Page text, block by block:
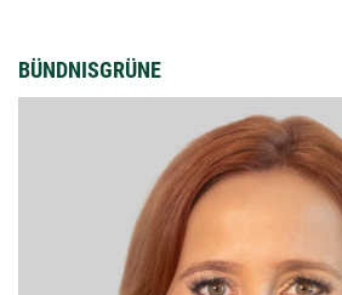
BÜNDNISGRÜNE